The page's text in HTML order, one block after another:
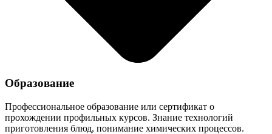
Образование
Профессиональное образование или сертификат о
прохождении профильных курсов. Знание технологий
приготовления блюд, понимание химических процессов.